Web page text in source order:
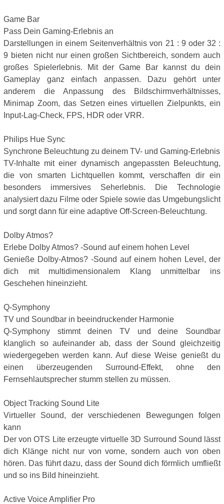
Game Bar
Pass Dein Gaming-Erlebnis an
Darstellungen in einem Seitenverhältnis von 21 : 9 oder 32 :
9 bieten nicht nur einen großen Sichtbereich, sondern auch
großes Spielerlebnis. Mit der Game Bar kannst du dein
Gameplay ganz einfach anpassen. Dazu gehört unter
anderem die Anpassung des Bildschirmverhältnisses,
Minimap Zoom, das Setzen eines virtuellen Zielpunkts, ein
Input-Lag-Check, FPS, HDR oder VRR.
Philips Hue Sync
Synchrone Beleuchtung zu deinem TV- und Gaming-Erlebnis
TV-Inhalte mit einer dynamisch angepassten Beleuchtung,
die von smarten Lichtquellen kommt, verschaffen dir ein
besonders immersives Seherlebnis. Die Technologie
analysiert dazu Filme oder Spiele sowie das Umgebungslicht
und sorgt dann für eine adaptive Off-Screen-Beleuchtung.
Dolby Atmos?
Erlebe Dolby Atmos? -Sound auf einem hohen Level
Genieße Dolby-Atmos? -Sound auf einem hohen Level, der
dich mit multidimensionalem Klang unmittelbar ins
Geschehen hineinzieht.
Q-Symphony
TV und Soundbar in beeindruckender Harmonie
Q-Symphony stimmt deinen TV und deine Soundbar
klanglich so aufeinander ab, dass der Sound gleichzeitig
wiedergegeben werden kann. Auf diese Weise genießt du
einen überzeugenden Surround-Effekt, ohne den
Fernsehlautsprecher stumm stellen zu müssen.
Object Tracking Sound Lite
Virtueller Sound, der verschiedenen Bewegungen folgen
kann
Der von OTS Lite erzeugte virtuelle 3D Surround Sound lässt
dich Klänge nicht nur von vorne, sondern auch von oben
hören. Das führt dazu, dass der Sound dich förmlich umfließt
und so ins Bild hineinzieht.
Active Voice Amplifier Pro